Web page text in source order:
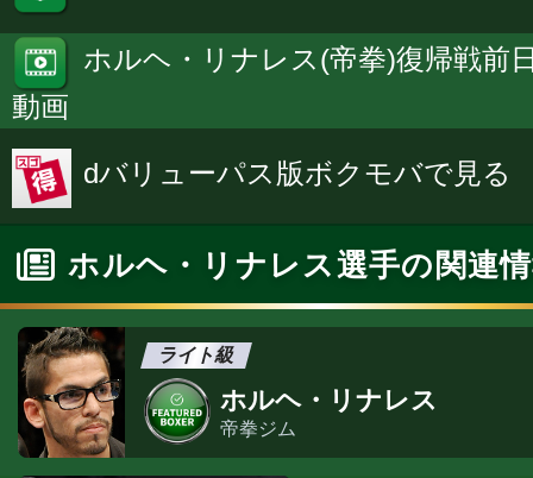
ホルヘ・リナレス(帝拳)復帰戦前
動画
dバリューパス版ボクモバで見る
ホルヘ・リナレス選手の関連
ライト級
ホルヘ・リナレス
帝拳ジム